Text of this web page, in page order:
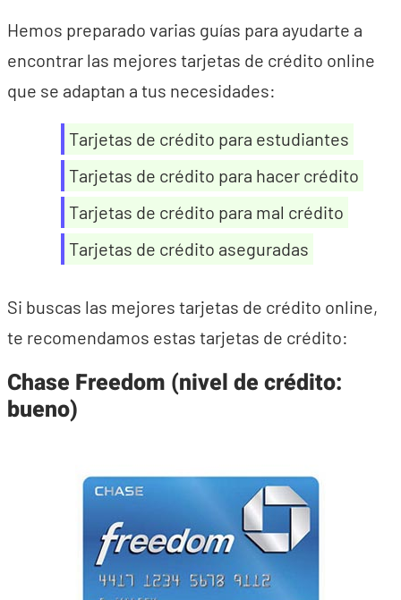
Hemos preparado varias guías para ayudarte a
encontrar las mejores tarjetas de crédito online
que se adaptan a tus necesidades:
Tarjetas de crédito para estudiantes
Tarjetas de crédito para hacer crédito
Tarjetas de crédito para mal crédito
Tarjetas de crédito aseguradas
Si buscas las mejores tarjetas de crédito online,
te recomendamos estas tarjetas de crédito:
Chase Freedom (nivel de crédito:
bueno)